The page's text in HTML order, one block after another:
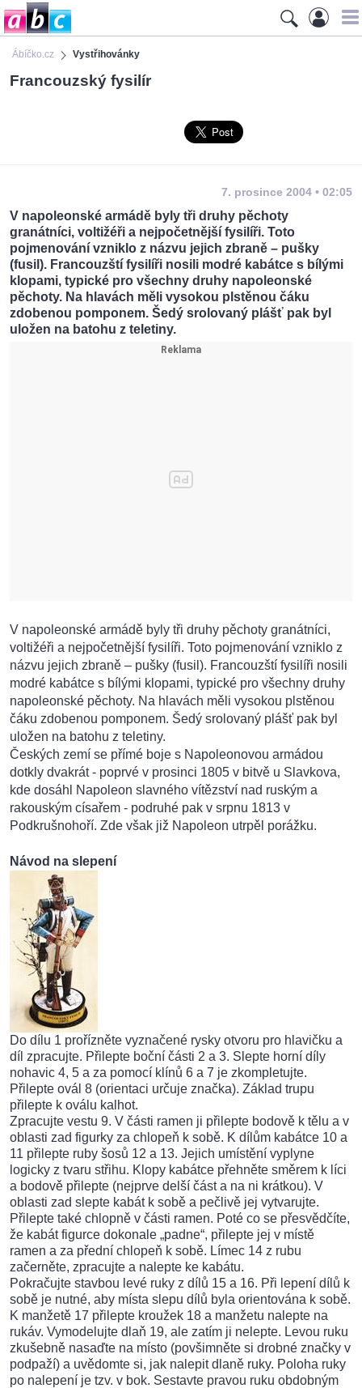
Ábíčko.cz Vystřihovánky
Francouzský fysilír
7. prosince 2004 • 02:05
V napoleonské armádě byly tři druhy pěchoty
granátníci, voltižéři a nejpočetnější fysilíři. Toto
pojmenování vzniklo z názvu jejich zbraně – pušky
(fusil). Francouzští fysilíři nosili modré kabátce s bílými
klopami, typické pro všechny druhy napoleonské
pěchoty. Na hlavách měli vysokou plstěnou čáku
zdobenou pomponem. Šedý srolovaný plášť pak byl
uložen na batohu z teletiny.
V napoleonské armádě byly tři druhy pěchoty granátníci,
voltižéři a nejpočetnější fysilíři. Toto pojmenování vzniklo z
názvu jejich zbraně – pušky (fusil). Francouzští fysilíři nosili
modré kabátce s bílými klopami, typické pro všechny druhy
napoleonské pěchoty. Na hlavách měli vysokou plstěnou
čáku zdobenou pomponem. Šedý srolovaný plášť pak byl
uložen na batohu z teletiny.
Českých zemí se přímé boje s Napoleonovou armádou
dotkly dvakrát - poprvé v prosinci 1805 v bitvě u Slavkova,
kde dosáhl Napoleon slavného vítězství nad ruským a
rakouským císařem - podruhé pak v srpnu 1813 v
Podkrušnohoří. Zde však již Napoleon utrpěl porážku.
Návod na slepení
Do dílu 1 prořízněte vyznačené rysky otvoru pro hlavičku a
díl zpracujte. Přilepte boční části 2 a 3. Slepte horní díly
nohavic 4, 5 a za pomocí klínů 6 a 7 je zkompletujte.
Přilepte ovál 8 (orientaci určuje značka). Základ trupu
přilepte k oválu kalhot.
Zpracujte vestu 9. V části ramen ji přilepte bodově k tělu a v
oblasti zad figurky za chlopeň k sobě. K dílům kabátce 10 a
11 přilepte ruby šosů 12 a 13. Jejich umístění vyplyne
logicky z tvaru střihu. Klopy kabátce přehněte směrem k líci
a bodově přilepte (nejprve delší část a na ni krátkou). V
oblasti zad slepte kabát k sobě a pečlivě jej vytvarujte.
Přilepte také chlopně v části ramen. Poté co se přesvědčíte,
že kabát figurce dokonale „padne“, přilepte jej v místě
ramen a za přední chlopeň k sobě. Límec 14 z rubu
začerněte, zpracujte a nalepte ke kabátu.
Pokračujte stavbou levé ruky z dílů 15 a 16. Při lepení dílů k
sobě je nutné, aby místa slepu dílů byla orientována k sobě.
K manžetě 17 přilepte kroužek 18 a manžetu nalepte na
rukáv. Vymodelujte dlaň 19, ale zatím ji nelepte. Levou ruku
zkušebně nasaďte na místo (povšimněte si drobné značky v
podpaží) a uvědomte si, jak nalepit dlaně ruky. Poloha ruky
po nalepení je tzv. v bok. Sestavte pravou ruku obdobným